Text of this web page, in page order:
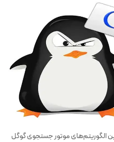
الگوریتم‌های موتور جستجوی گوگل